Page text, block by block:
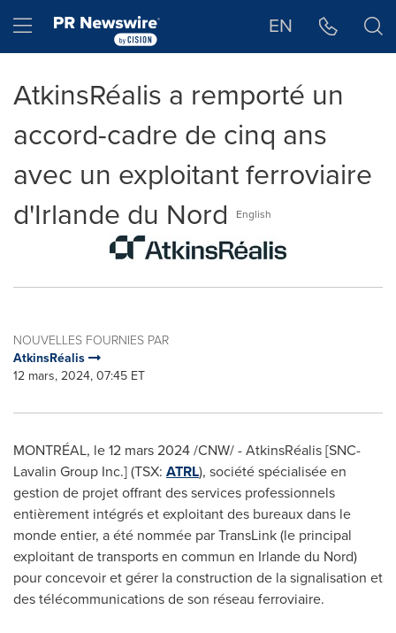
Hamburger menu EN
AtkinsRéalis a remporté un
accord-cadre de cinq ans
avec un exploitant ferroviaire
d'Irlande du Nord
English
NOUVELLES FOURNIES PAR
AtkinsRéalis
12 mars, 2024, 07:45 ET
MONTRÉAL, le 12 mars 2024/CNW/ - AtkinsRéalis [SNC-
Lavalin Group Inc.] (TSX: ATRL), société spécialisée en
gestion de projet offrant des services professionnels
entièrement intégrés et exploitant des bureaux dans le
monde entier, a été nommée par TransLink (le principal
exploitant de transports en commun en Irlandedu Nord)
pour concevoir et gérer la construction de la signalisation et
des télécommunications de son réseau ferroviaire.